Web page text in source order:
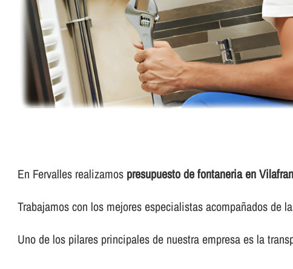
En Fervalles realizamos presupuesto de fontaneria en
Trabajamos con los mejores especialistas acompañados de
Uno de los pilares principales de nuestra empresa es la